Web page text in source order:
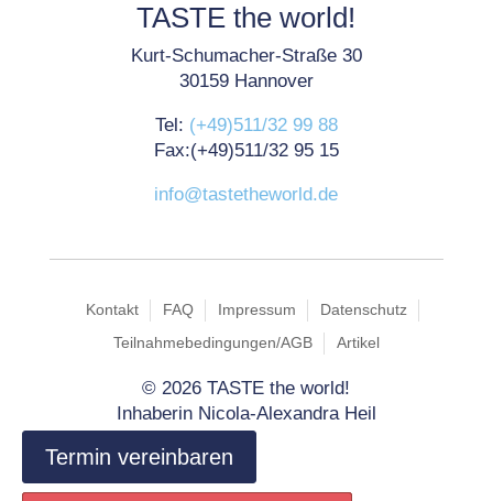
Termin vereinbaren
TASTE the world!
Kurt-Schumacher-Straße 30
30159 Hannover
Tel: (+49)511/32 99 88
Fax:(+49)511/32 95 15
info@tastetheworld.de
Kontakt FAQ Impressum
Datenschutz
Teilnahmebedingungen/AGB
Artikel
©2026 TASTE the world!
Inhaberin Nicola-Alexandra Heil